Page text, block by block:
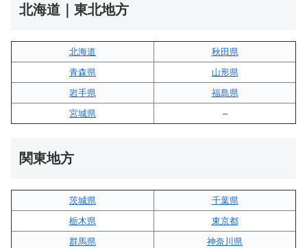
北海道｜東北地方
北海道
秋田県
青森県
山形県
岩手県
福島県
宮城県
–
関東地方
茨城県
千葉県
栃木県
東京都
群馬県
神奈川県